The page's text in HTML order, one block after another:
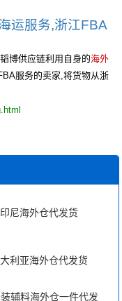
运服务,浙江FBA
博供应链利用自身的海外
服务的卖家,将货物从浙
印尼海外仓代发货
利亚海外仓代发货